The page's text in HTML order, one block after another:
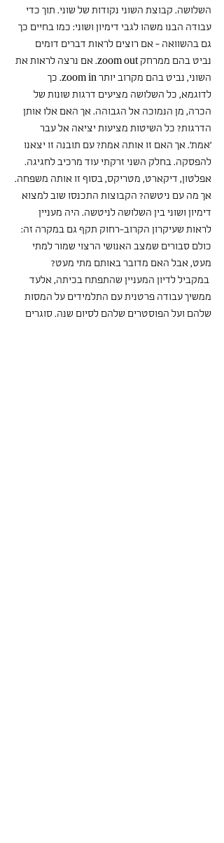
השלושה. קבוצת השוני נקודות של שוני. תוך כדי
עבודה הבנו משהו לגבי דימיון ושוני: כמו בחיים כך
גם בהשוואה - אם רוצים לראות דברים דומים
נביט בהם ממרחק zoom out. אם נרצה לראות את
השוני, נביט בהם מקרוב יותר zoom in. כך
לדוגמא, כל השלושה מציעים דרגות שונות של
הכרה, מן הנמוכה אל הגבוהה. אך האם אלו אותן
הדרגות? כל השיטות מציעות יציאה אל עבר
'אמת'. אך האם זו אותה אמת? עם תובנה זו יצאנו
להפסקה. בחלק השני זרקתי עוד מרכיב לחגיגה.
אפלטון, דיקארט, מטריקס, בסוף זו אותה משפחה.
אך מה עם ניטשה? הקבוצות התכנסו שוב למצוא
דימיון ושוני בין השלושה לניטשה. היה מעניין
לראות שעיקרון הקרוב-רחוק תקף גם במקרה זה:
כולם סבורים שמצב האנושי הרצוי שמור למתי
מעט, אבל האם מדובר באותם מתי מעט?
במקביל לדיון המעניין שהתפתח בכיתה, אלעד
ממשיך עבודה פרטנית עם התלמידים על המסות
שלהם ועל הפוסטרים שלהם לסיום שנה. סוגרים